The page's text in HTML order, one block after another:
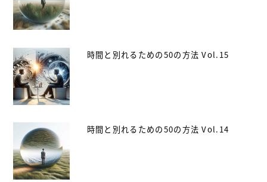
時間と別れるための50の方法 Vol.15
時間と別れるための50の方法 Vol.14